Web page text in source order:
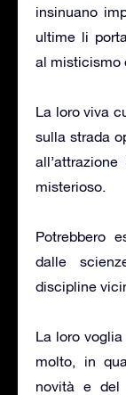
insinuano
ultime li
al misticismo
La loro viva
sulla strada
misterioso.
Potrebbero
dalle
discipline
La loro
molto, in
novità e del